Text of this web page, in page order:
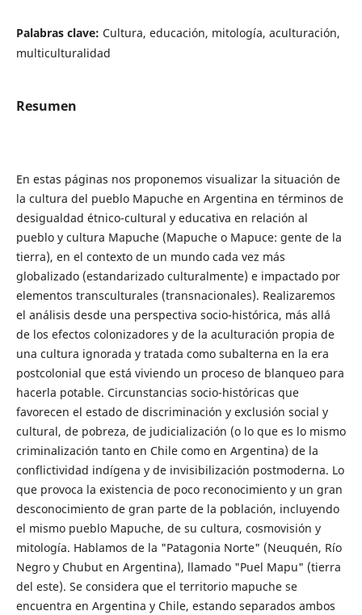
Palabras clave: Cultura, educación, mitología, aculturación,
multiculturalidad
Resumen
En estas páginas nos proponemos visualizar la situación de
la cultura del pueblo Mapuche en Argentina en términos de
desigualdad étnico-cultural y educativa en relación al
pueblo y cultura Mapuche (Mapuche o Mapuce: gente de la
tierra), en el contexto de un mundo cada vez más
globalizado (estandarizado culturalmente) e impactado por
elementos transculturales (transnacionales). Realizaremos
el análisis desde una perspectiva socio-histórica, más allá
de los efectos colonizadores y de la aculturación propia de
una cultura ignorada y tratada como subalterna en la era
postcolonial que está viviendo un proceso de blanqueo para
hacerla potable. Circunstancias socio-históricas que
favorecen el estado de discriminación y exclusión social y
cultural, de pobreza, de judicialización (o lo que es lo mismo
criminalización tanto en Chile como en Argentina) de la
conflictividad indígena y de invisibilización postmoderna. Lo
que provoca la existencia de poco reconocimiento y un gran
desconocimiento de gran parte de la población, incluyendo
el mismo pueblo Mapuche, de su cultura, cosmovisión y
mitología. Hablamos de la "Patagonia Norte" (Neuquén, Río
Negro y Chubut en Argentina), llamado "Puel Mapu" (tierra
del este). Se considera que el territorio mapuche se
encuentra en Argentina y Chile, estando separados ambos